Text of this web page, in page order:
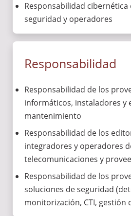
Responsabilidad
seguridad y operadores
Responsabilidad
Responsabilidad de los
informáticos, instaladores y
mantenimiento
Responsabilidad de los
integradores y operadores
telecomunicaciones y
Responsabilidad de los
soluciones de seguridad
monitorización, CTI, gestión